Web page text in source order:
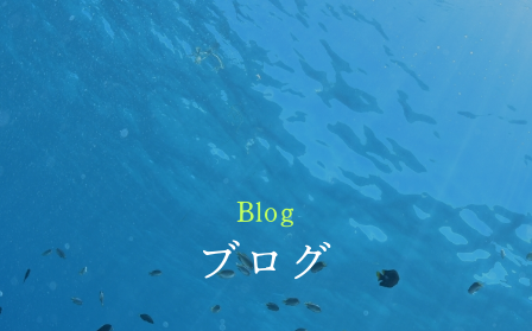
Blog
ブログ